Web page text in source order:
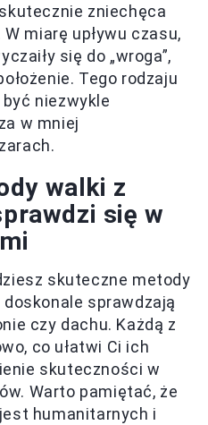
zniechęca
miarę upływu czasu,
się do „wroga”,
Tego rodzaju
niezwykle
w mniej
walki z
się w
skuteczne metody
sprawdzają
czy dachu. Każdą z
co ułatwi Ci ich
skuteczności w
Warto pamiętać, że
humanitarnych i